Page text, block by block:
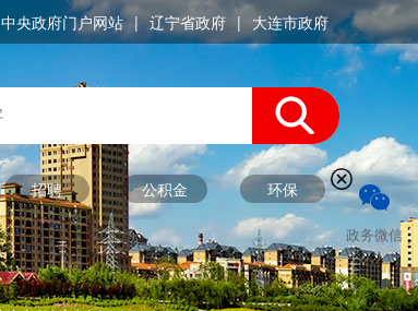
大连市政府
|
辽宁省政府
|
中央政府门户网站
招聘 公积金 环保
政务微信